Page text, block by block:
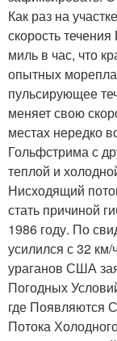
Как раз на
скорость
миль в час, что
опытных
пульсирующее
меняет свою
местах нередко
Гольфстрима с
теплой и
Нисходящий
стать причиной
1986 году. По
усилился с 32
ураганов США
Погодных
где Появляются
Потока